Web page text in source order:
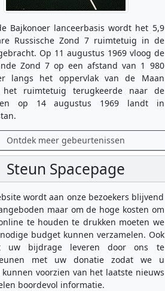
Bajkonoer lanceerbasis wordt het 5,9
Russische Zond 7 ruimtetuig in de
Op 11 augustus 1969 vloog de
Zond 7 op een afstand van 1 980
langs het oppervlak van de Maan
het ruimtetuig terugkeerde naar de
op 14 augustus 1969 landt in
Ontdek meer gebeurtenissen
Steun Spacepage
wordt aan onze bezoekers blijvend
maar om de hoge kosten om
te houden te drukken moeten we
budget kunnen verzamelen. Ook
uw bijdrage leveren door ons te
met uw donatie zodat we u
voorzien van het laatste nieuws
boordevol informatie.